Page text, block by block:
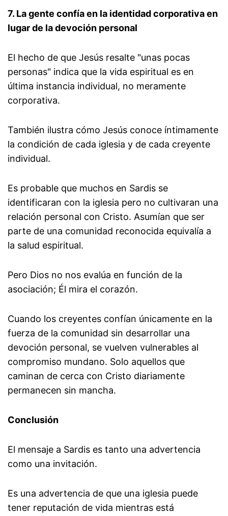
7. La gente confía en la identidad corporativa en
lugar de la devoción personal
El hecho de que Jesús resalte "unas pocas
personas" indica que la vida espiritual es en
última instancia individual, no meramente
corporativa.
También ilustra cómo Jesús conoce íntimamente
la condición de cada iglesia y de cada creyente
individual.
Es probable que muchos en Sardis se
identificaran con la iglesia pero no cultivaran una
relación personal con Cristo. Asumían que ser
parte de una comunidad reconocida equivalía a
la salud espiritual.
Pero Dios no nos evalúa en función de la
asociación; Él mira el corazón.
Cuando los creyentes confían únicamente en la
fuerza de la comunidad sin desarrollar una
devoción personal, se vuelven vulnerables al
compromiso mundano. Solo aquellos que
caminan de cerca con Cristo diariamente
permanecen sin mancha.
Conclusión
El mensaje a Sardis es tanto una advertencia
como una invitación.
Es una advertencia de que una iglesia puede
tener reputación de vida mientras está